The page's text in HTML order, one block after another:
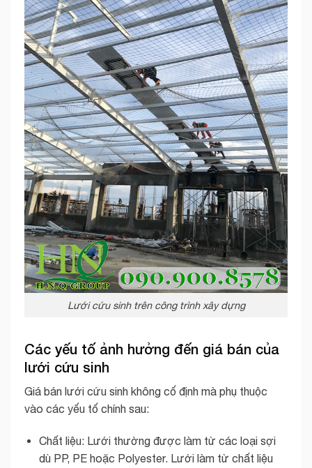
Lưới cứu sinh trên công trình xây dựng
Các yếu tố ảnh hưởng đến giá bán của
lưới cứu sinh
Giá bán lưới cứu sinh không cố định mà phụ thuộc
vào các yếu tố chính sau:
Chất liệu: Lưới thường được làm từ các loại sợi
dù PP, PE hoặc Polyester. Lưới làm từ chất liệu